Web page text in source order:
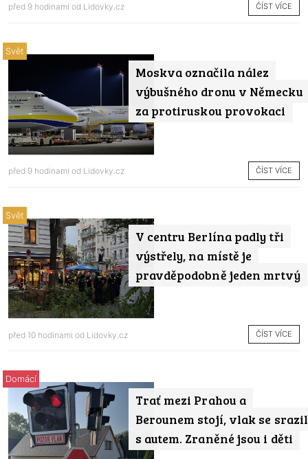
před 9 hodinami od Lidovky.cz ČÍST VÍCE
Moskva označila nález
výbušného dronu v Německu
za protiruskou provokaci
Svět
před 9 hodinami od Lidovky.cz ČÍST VÍCE
V centru Berlína padly tři
výstřely, na místě je
pravděpodobně jeden mrtvý
Svět
před 10 hodinami od Lidovky.cz ČÍST VÍCE
Trať mezi Prahou a
Berounem stojí, vlak se srazil
s autem. Zraněné jsou i děti
Domácí